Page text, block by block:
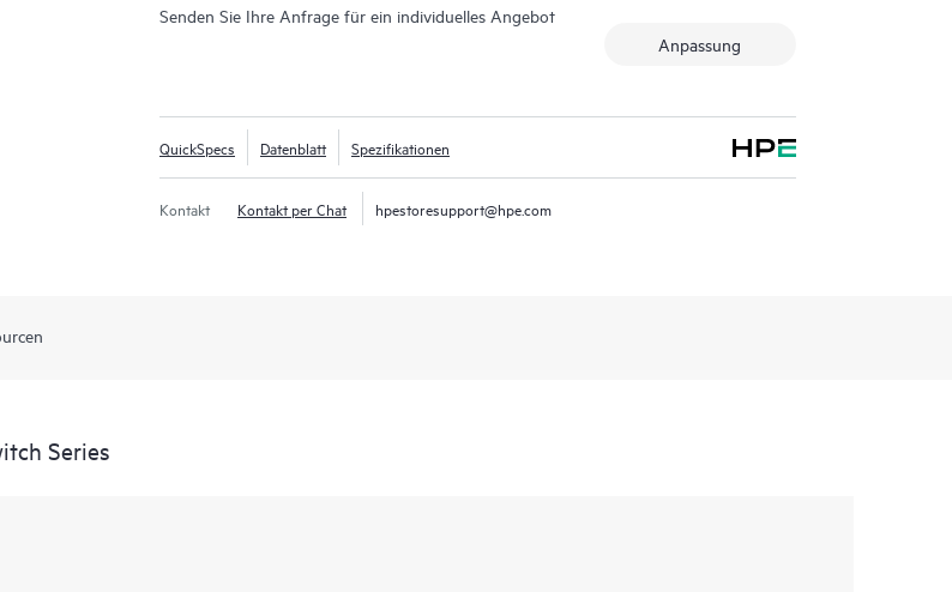
Senden Sie Ihre Anfrage für ein individuelles Angebot
Anpassung
QuickSpecs Datenblatt Spezifikationen
Kontakt Kontakt per Chat hpestoresupport@hpe.com
Series